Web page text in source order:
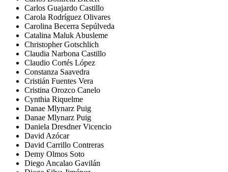
Carlos Guajardo Castillo
Carola Rodríguez Olivares
Carolina Becerra Sepúlveda
Catalina Maluk Abusleme
Christopher Gotschlich
Claudia Narbona Castillo
Claudio Cortés López
Constanza Saavedra
Cristián Fuentes Vera
Cristina Orozco Canelo
Cynthia Riquelme
Danae Mlynarz Puig
Danae Mlynarz Puig
Daniela Dresdner Vicencio
David Azócar
David Carrillo Contreras
Demy Olmos Soto
Diego Ancalao Gavilán